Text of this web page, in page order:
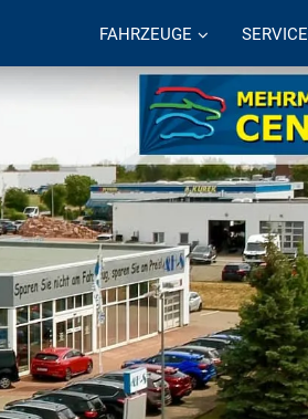
FAHRZEUGE SERVICE